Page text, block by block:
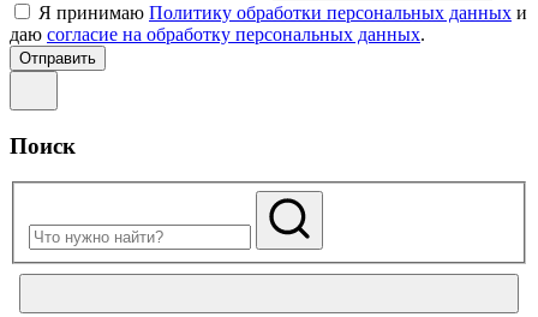
Я принимаю Политику обработки персональных данных и
даю согласие на обработку персональных данных.
Поиск